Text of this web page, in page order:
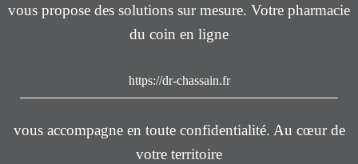
vous propose des solutions sur mesure. Votre pharmacie
du coin en ligne
https://dr-chassain.fr
vous accompagne en toute confidentialité. Au cœur de
votre territoire